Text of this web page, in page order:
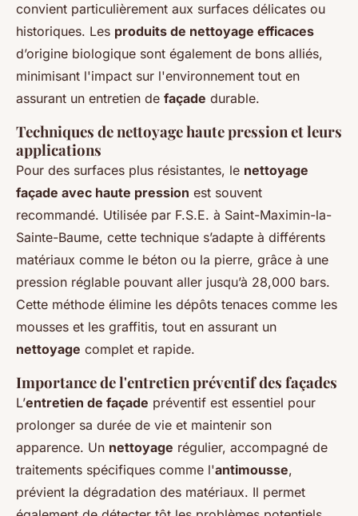
convient particulièrement aux surfaces délicates ou
historiques. Les produits de nettoyage efficaces
d’origine biologique sont également de bons alliés,
minimisant l'impact sur l'environnement tout en
assurant un entretien de façade durable.
Techniques de nettoyage haute pression et leurs
applications
Pour des surfaces plus résistantes, le nettoyage
façade avec haute pression est souvent
recommandé. Utilisée par F.S.E. à Saint-Maximin-la-
Sainte-Baume, cette technique s’adapte à différents
matériaux comme le béton ou la pierre, grâce à une
pression réglable pouvant aller jusqu’à 28,000 bars.
Cette méthode élimine les dépôts tenaces comme les
mousses et les graffitis, tout en assurant un
nettoyage complet et rapide.
Importance de l'entretien préventif des façades
L’entretien de façade préventif est essentiel pour
prolonger sa durée de vie et maintenir son
apparence. Un nettoyage régulier, accompagné de
traitements spécifiques comme l'antimousse,
prévient la dégradation des matériaux. Il permet